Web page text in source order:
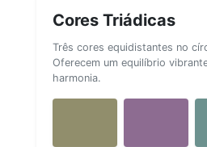
Cores Triádicas
Três cores equidistantes no
Oferecem um equilíbrio
harmonia.